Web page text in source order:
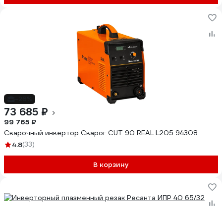
73 685 ₽
99 765 ₽
Сварочный инвертор Сварог CUT 90 REAL L205 94308
4.8(33)
В корзину